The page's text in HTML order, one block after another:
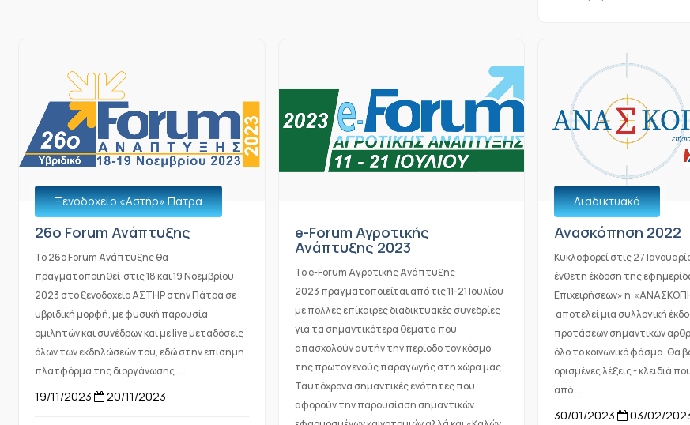
Ξενοδοχείο «Αστήρ» Πάτρα
26o Forum Ανάπτυξης
Το 26ο Forum Ανάπτυξης θα
πραγματοποιηθεί στις 18 και 19 Νοεμβρίου
2023 στο ξενοδοχείο ΑΣΤΗΡ στην Πάτρα σε
υβριδική μορφή, με φυσική παρουσία
ομιλητών και συνέδρων και με live μεταδόσεις
όλων των εκδηλώσεών του, εδώ στην επίσημη
πλατφόρμα της διοργάνωσης ....
19/11/2023 20/11/2023
e-Forum Αγροτικής
Ανάπτυξης 2023
Το e-Forum Αγροτικής Ανάπτυξης
2023 πραγματοποιείται από τις 11-21 Ιουλίου
με πολλές επίκαιρες διαδικτυακές συνεδρίες
για τα σημαντικότερα θέματα που
απασχολούν αυτήν την περίοδο τον κόσμο
της πρωτογενούς παραγωγής στη χώρα μας.
Ταυτόχρονα σημαντικές ενότητες που
αφορούν την παρουσίαση σημαντικών
Διαδικτυακά
Ανασκόπηση 2022
Κυκλοφορεί στις 27
ένθετη έκδοση της
Επιχειρήσεων» η
αποτελεί μια συλλογική
προτάσεων σημαντικών
όλο το κοινωνικό φάσμα. Θα
ορισμένες λέξεις - κλειδιά
από ....
30/01/2023 03/02/